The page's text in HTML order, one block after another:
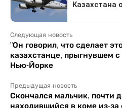
Следующая новость
"Он говорил, что сделает
казахстанце, прыгнувшем
Нью-Йорке
Предыдущая новость
Скончался мальчик, почти
находившийся в коме из-за